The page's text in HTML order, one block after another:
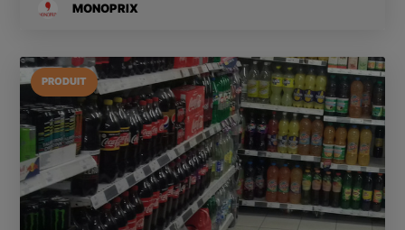
MONOPRIX
PRODUIT